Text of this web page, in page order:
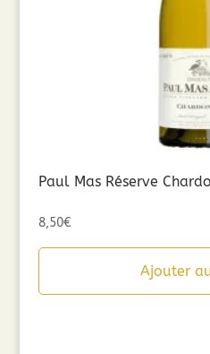
Paul Mas Réserve
8,50€
Ajouter